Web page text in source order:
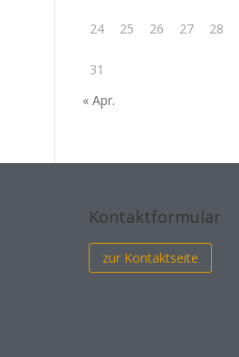
24 25 26 27 28
31
« Apr.
Kontaktformular
zur Kontaktseite